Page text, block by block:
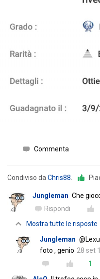
Commenta
Condiviso da Chris88
Jungleman Che
Rispondi
Mostra tutte le risposte
Jungleman
foto , genio 28 set
1